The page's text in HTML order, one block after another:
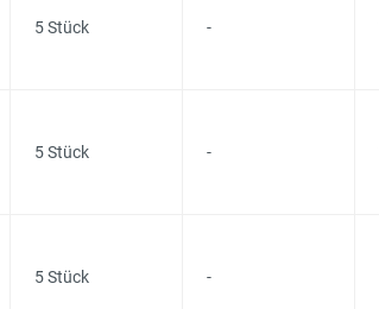
5 Stück -
5 Stück -
5 Stück -